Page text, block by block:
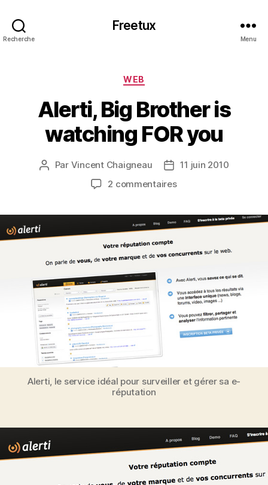
Recherche
Freetux
Menu
Catégories
WEB
Alerti, Big Brother is
watching FOR you
Auteur
Par Vincent Chaigneau
Date11 juin 2010
2 commentairessur
Brother
watching
you
Alerti, le service idéal pour surveiller et gérer sa e-
réputation